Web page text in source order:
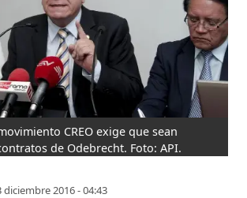
CREO exige que sean
de Odebrecht. Foto: API.
diciembre 2016 - 04:43